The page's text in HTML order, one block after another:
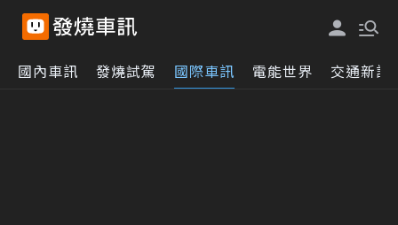
國內車訊 發燒試駕 國際車訊 電能世界 交通新訊